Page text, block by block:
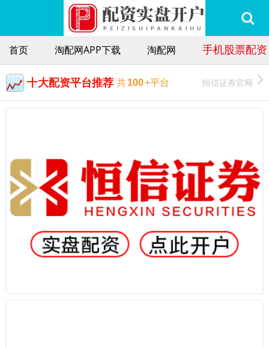
首页 淘配网APP下载 淘配网 手机股票配资
十大配资平台推荐 共100+平台 恒信证券官网